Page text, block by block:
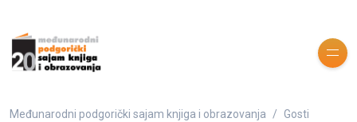
Međunarodni podgorički sajam knjiga i obrazovanja
Gosti